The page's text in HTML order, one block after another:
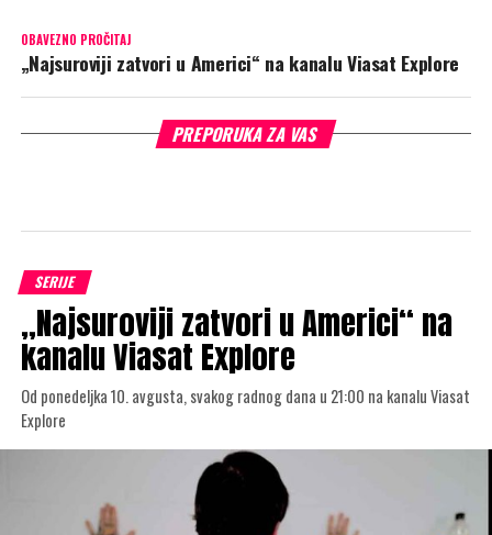
OBAVEZNO PROČITAJ
„Najsuroviji zatvori u Americi“ na kanalu Viasat Explore
PREPORUKA ZA VAS
SERIJE
„Najsuroviji zatvori u Americi“ na
kanalu Viasat Explore
Od ponedeljka 10. avgusta, svakog radnog dana u 21:00 na kanalu Viasat
Explore